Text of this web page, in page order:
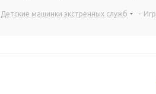
Детские машинки экстренных служб -